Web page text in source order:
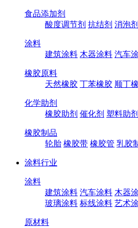
食品添加剂
酸度调节剂 抗结剂 消泡剂
涂料
建筑涂料 木器涂料 汽车
橡胶原料
天然橡胶 丁苯橡胶 顺丁
化学助剂
橡胶助剂 催化剂 塑料助剂
橡胶制品
轮胎 橡胶带 橡胶管 乳胶
涂料行业
涂料
建筑涂料 汽车涂料 木器
玻璃涂料 标线涂料 艺术
原材料